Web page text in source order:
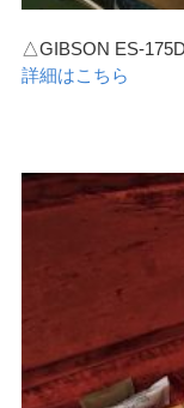
△GIBSON ES-
詳細はこちら